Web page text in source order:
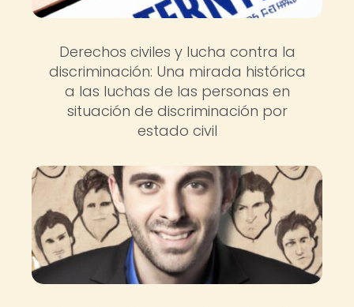
Derechos civiles y lucha contra la
discriminación: Una mirada histórica
a las luchas de las personas en
situación de discriminación por
estado civil